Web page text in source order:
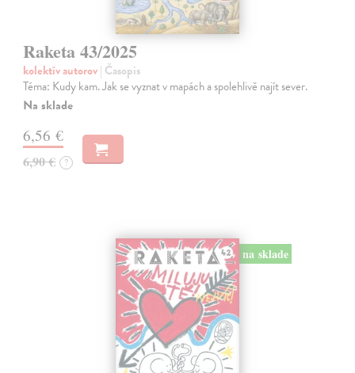
Raketa 43/2025
kolektív autorov| Časopis
Téma: Kudy kam. Jak se vyznat v mapách a spolehlivě najít sever.
Na sklade
6,56 €
6,90 € ?
na sklade